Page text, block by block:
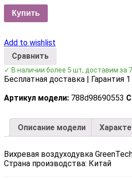
Купить
Add to wishlist
Сравнить
✓ В наличии более 5 шт, доставим за
Бесплатная доставка | Гарантия
Артикул модели: 788d98690553
Описание модели
Вихревая воздуходувка
Страна производства: Китай